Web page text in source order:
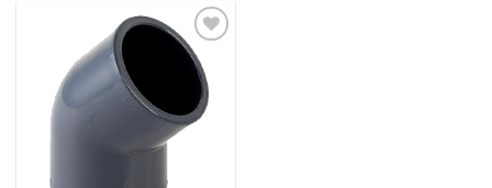
Toevoegen
aan
verlanglijst